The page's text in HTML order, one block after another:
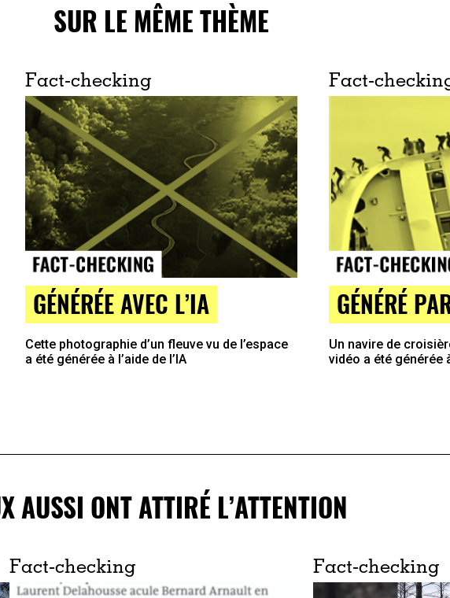
SUR LE MÊME THÈME
Fact-checking
GÉNÉRÉE AVEC L’IA
Cette photographie d’un fleuve vu de l’espace
a été générée à l’aide de l’IA
Fact-
GÉNÉRÉ
Un navire de
vidéo a été générée
AUSSI ONT ATTIRÉ L’ATTENTION
Fact-checking Fact-checking